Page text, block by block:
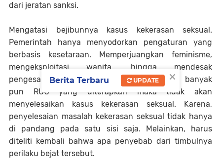
dari jeratan sanksi.
Mengatasi bejibunnya kasus kekerasan seksual.
Pemerintah hanya menyodorkan pengaturan yang
berbasis kesetaraan. Memperjuangkan feminisme,
mengeksploitasi wanita, hingga mendesak
pengesahan RUU TPKS. Padahal, seberapa banyak
pun RUU yang diterapkan maka tidak akan
menyelesaikan kasus kekerasan seksual. Karena,
penyelesaian masalah kekerasan seksual tidak hanya
di pandang pada satu sisi saja. Melainkan, harus
diteliti kembali bahwa apa penyebab dari timbulnya
perilaku bejat tersebut.
×
Berita Terbaru UPDATE